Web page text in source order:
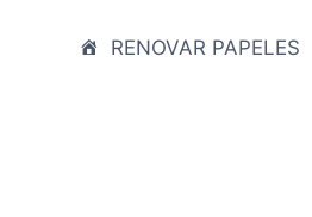
RENOVAR PAPELES